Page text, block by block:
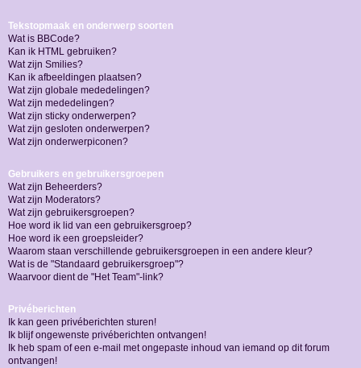
Tekstopmaak en onderwerp soorten
Wat is BBCode?
Kan ik HTML gebruiken?
Wat zijn Smilies?
Kan ik afbeeldingen plaatsen?
Wat zijn globale mededelingen?
Wat zijn mededelingen?
Wat zijn sticky onderwerpen?
Wat zijn gesloten onderwerpen?
Wat zijn onderwerpiconen?
Gebruikers en gebruikersgroepen
Wat zijn Beheerders?
Wat zijn Moderators?
Wat zijn gebruikersgroepen?
Hoe word ik lid van een gebruikersgroep?
Hoe word ik een groepsleider?
Waarom staan verschillende gebruikersgroepen in een andere kleur?
Wat is de "Standaard gebruikersgroep"?
Waarvoor dient de "Het Team"-link?
Privéberichten
Ik kan geen privéberichten sturen!
Ik blijf ongewenste privéberichten ontvangen!
Ik heb spam of een e-mail met ongepaste inhoud van iemand op dit forum
ontvangen!